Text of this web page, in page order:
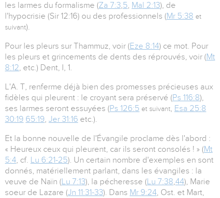
les larmes du formalisme (Za 7:3,5, Mal 2:13), de
l'hypocrisie (Sir 12:16) ou des professionnels (Mr 5:38 et
suivant).
Pour les pleurs sur Thammuz, voir (Eze 8:14) ce mot. Pour
les pleurs et grincements de dents des réprouvés, voir (Mt
8:12, etc.) Dent, I, 1.
L'A. T, renferme déjà bien des promesses précieuses aux
fidèles qui pleurent : le croyant sera préservé (Ps 116:8),
ses larmes seront essuyées (Ps 126:5 et suivant, Esa 25:8
30:19 65:19, Jer 31:16 etc.).
Et la bonne nouvelle de l'Évangile proclame dès l'abord :
« Heureux ceux qui pleurent, car ils seront consolés ! » (Mt
5:4, cf. Lu 6:21-25). Un certain nombre d'exemples en sont
donnés, matériellement parlant, dans les évangiles : la
veuve de Naïn (Lu 7:13), la pécheresse (Lu 7:38,44), Marie
soeur de Lazare (Jn 11:31-33). Dans Mr 9:24, Ost. et Mart,